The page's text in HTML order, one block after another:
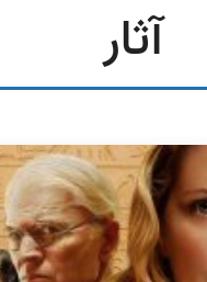
آثار